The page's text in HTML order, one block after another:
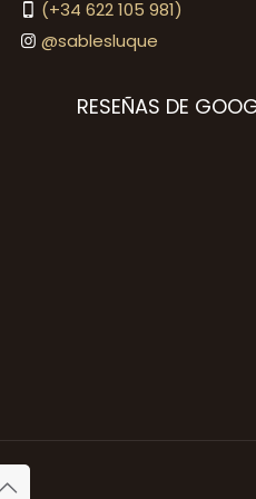
(+34 622 105 981)
@sablesluque
RESEÑAS DE